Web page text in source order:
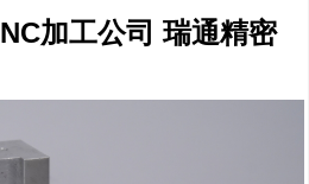
加工公司 瑞通精密